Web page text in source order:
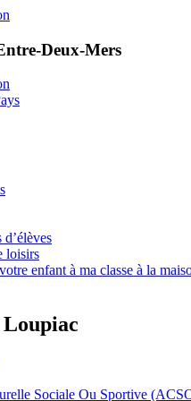
Deux-Mers
loisirs
enfant à ma classe à la
Loupiac
Sociale Ou Sportive